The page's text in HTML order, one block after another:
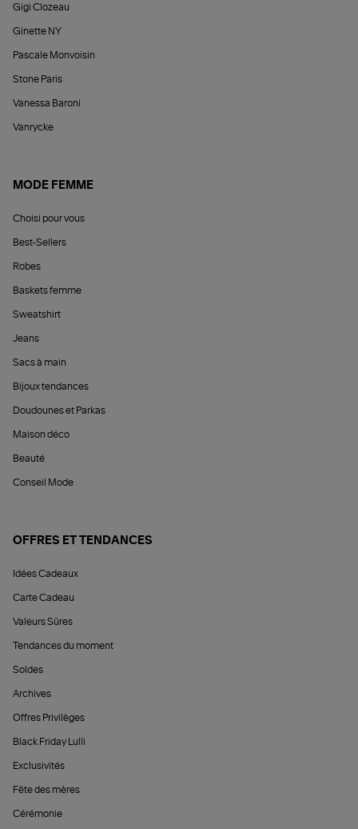
Gigi Clozeau
Ginette NY
Pascale Monvoisin
Stone Paris
Vanessa Baroni
Vanrycke
MODE FEMME
Choisi pour vous
Best-Sellers
Robes
Baskets femme
Sweatshirt
Jeans
Sacs à main
Bijoux tendances
Doudounes et Parkas
Maison déco
Beauté
Conseil Mode
OFFRES ET TENDANCES
Idées Cadeaux
Carte Cadeau
Valeurs Sûres
Tendances du moment
Soldes
Archives
Offres Privilèges
Black Friday Lulli
Exclusivités
Fête des mères
Cérémonie